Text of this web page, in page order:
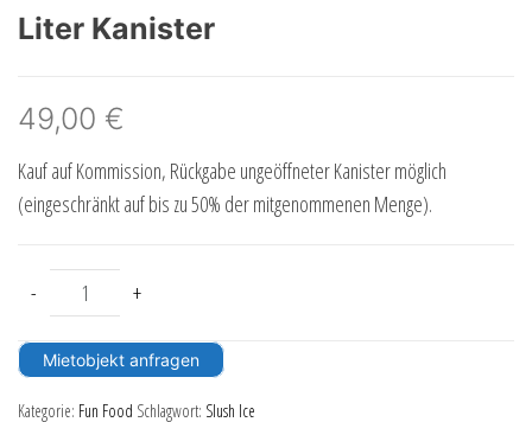
Liter Kanister
49,00 €
Kauf auf Kommission, Rückgabe ungeöffneter Kanister möglich
(eingeschränkt auf bis zu 50% der mitgenommenen Menge).
- Slush Ice Sirup Blaue Himbeere 5 Liter Kanister Menge
+
Mietobjekt anfragen
Kategorie: Fun Food Schlagwort: Slush Ice